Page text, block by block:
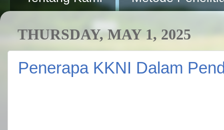
THURSDAY, MAY 1, 2025
Penerapa KKNI Dalam